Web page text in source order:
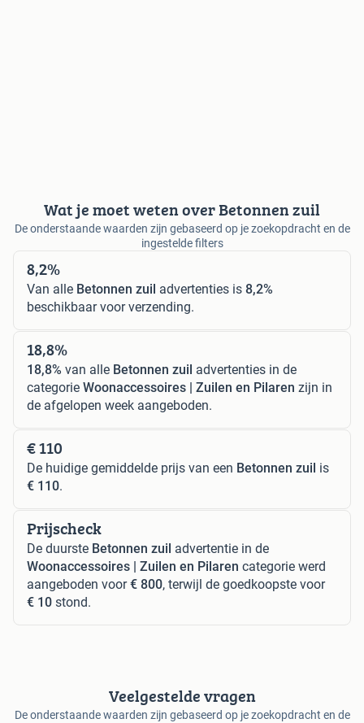
Wat je moet weten over Betonnen zuil
De onderstaande waarden zijn gebaseerd op je zoekopdracht en de
ingestelde filters
8,2%
Van alle Betonnen zuil advertenties is 8,2%
beschikbaar voor verzending.
18,8%
18,8% van alle Betonnen zuil advertenties in de
categorie Woonaccessoires | Zuilen en Pilaren zijn in
de afgelopen week aangeboden.
€ 110
De huidige gemiddelde prijs van een Betonnen zuil is
€ 110.
Prijscheck
De duurste Betonnen zuil advertentie in de
Woonaccessoires | Zuilen en Pilaren categorie werd
aangeboden voor€ 800, terwijl de goedkoopste voor
€ 10 stond.
Veelgestelde vragen
De onderstaande waarden zijn gebaseerd op je zoekopdracht en de